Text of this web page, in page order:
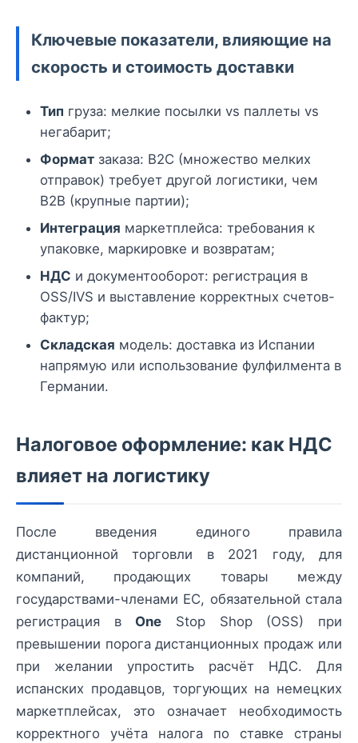
Ключевые показатели, влияющие на
скорость и стоимость доставки
Тип груза: мелкие посылки vs паллеты vs
негабарит;
Формат заказа: B2C (множество мелких
отправок) требует другой логистики, чем
B2B (крупные партии);
Интеграция маркетплейса: требования к
упаковке, маркировке и возвратам;
НДС и документооборот: регистрация в
OSS/IVS и выставление корректных счетов-
фактур;
Складская модель: доставка из Испании
напрямую или использование фулфилмента в
Германии.
Налоговое оформление: как НДС
влияет на логистику
После введения единого правила
дистанционной торговли в 2021 году, для
компаний, продающих товары между
государствами-членами ЕС, обязательной стала
регистрация в One Stop Shop (OSS) при
превышении порога дистанционных продаж или
при желании упростить расчёт НДС. Для
испанских продавцов, торгующих на немецких
маркетплейсах, это означает необходимость
корректного учёта налога по ставке страны